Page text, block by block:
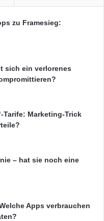
zu Framesieg:
sich ein verlorenes
Tarife: Marketing-Trick
– hat sie noch eine
Apps verbrauchen